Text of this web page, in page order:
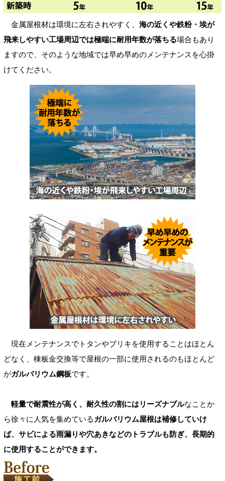
金属屋根材は環境に左右されやすく、 海の近くや鉄粉・埃が
飛来しやすい工場周辺では極端に耐用年数が落ちる場合もあり
ますので、そのような地域では早め早めのメンテナンスを心掛
けてください。
現在メンテナンスでトタンやブリキを使用することはほとん
どなく、棟板金交換等で屋根の一部に使用されるのもほとんど
がガルバリウム鋼板です。
軽量で耐震性が高く、耐久性の割にはリーズナブルなことか
ら徐々に人気を集めているガルバリウム屋根は補修していけ
ば、サビによる雨漏りや穴あきなどのトラブルも防ぎ、長期的
に使用することができます。